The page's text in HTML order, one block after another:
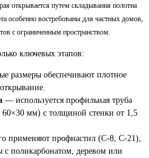
открывается путем складывания полотна
особенно востребованы для частных домов,
с ограниченным пространством.
ключевых этапов:
размеры обеспечивают плотное
— используется профильная труба
мм) с толщиной стенки от 1,5
применяют профнастил (С-8, С-21),
поликарбонатом, деревом или